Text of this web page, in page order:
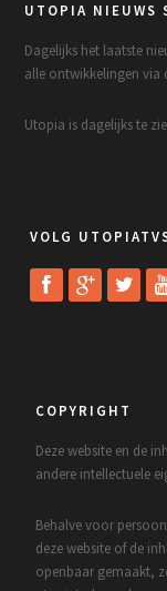
UTOPIA NIEUWS
Dagelijks het laatste
alle ontwikkelingen via
Utopia is dagelijks te
VOLG
COPYRIGHT
Deze website en de
andere intellectuele
Behalve voor
deze website of de
openbaar gemaakt,